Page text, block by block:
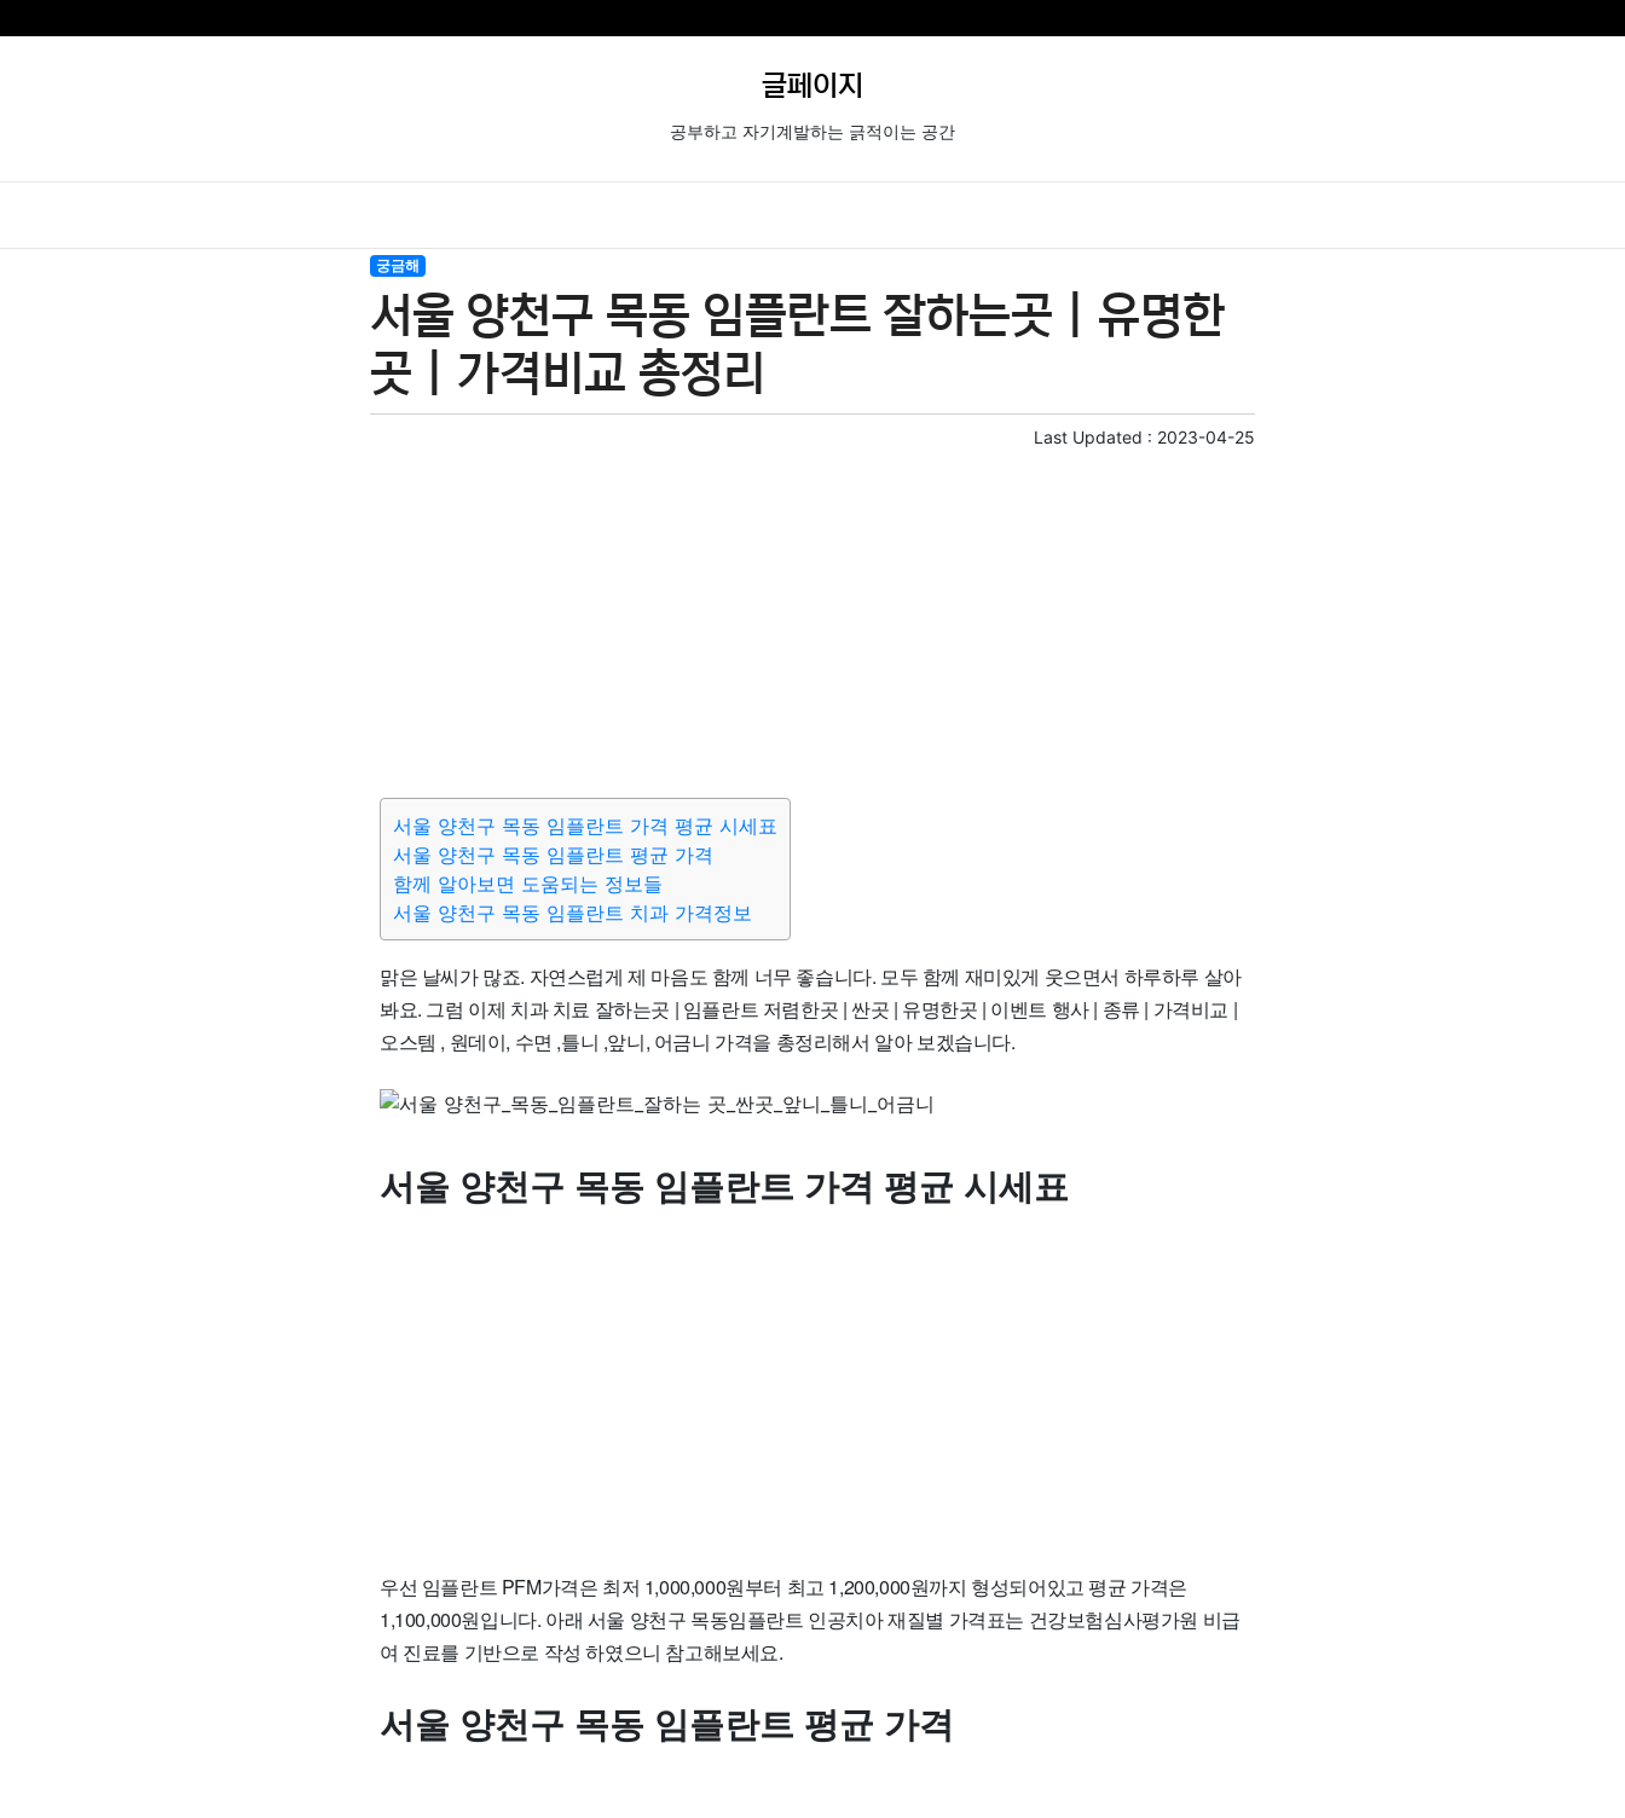
글페이지
공부하고 자기계발하는 긁적이는 공간
궁금해
서울 양천구 목동 임플란트 잘하는곳 | 유명한
곳 | 가격비교 총정리
Last Updated : 2023-04-25
서울 양천구 목동 임플란트 가격 평균 시세표
서울 양천구 목동 임플란트 평균 가격
함께 알아보면 도움되는 정보들
서울 양천구 목동 임플란트 치과 가격정보
맑은 날씨가 많죠. 자연스럽게 제 마음도 함께 너무 좋습니다. 모두 함께 재미있게 웃으면서 하루하루 살아
봐요. 그럼 이제 치과 치료 잘하는곳 | 임플란트 저렴한곳 | 싼곳 | 유명한곳 | 이벤트 행사 | 종류 | 가격비교 |
오스템 , 원데이, 수면 ,틀니 ,앞니, 어금니 가격을 총정리해서 알아 보겠습니다.
서울 양천구 목동 임플란트 가격 평균 시세표
우선 임플란트 PFM가격은 최저 1,000,000원부터 최고 1,200,000원까지 형성되어있고 평균 가격은
1,100,000원입니다. 아래 서울 양천구 목동임플란트 인공치아 재질별 가격표는 건강보험심사평가원 비급
여 진료를 기반으로 작성 하였으니 참고해보세요.
서울 양천구 목동 임플란트 평균 가격